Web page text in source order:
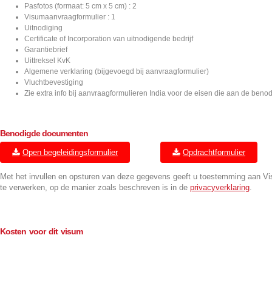
Pasfotos (formaat: 5 cm x 5 cm) : 2
Visumaanvraagformulier : 1
Uitnodiging
Certificate of Incorporation van uitnodigende bedrijf
Garantiebrief
Uittreksel KvK
Algemene verklaring (bijgevoegd bij aanvraagformulier)
Vluchtbevestiging
Zie extra info bij aanvraagformulieren India voor de eisen die aan de
Benodigde documenten
Open begeleidingsformulier Opdrachtformulier
Met het invullen en opsturen van deze gegevens geeft u toestemming aan
te verwerken, op de manier zoals beschreven is in de privacyverklaring.
Kosten voor dit visum